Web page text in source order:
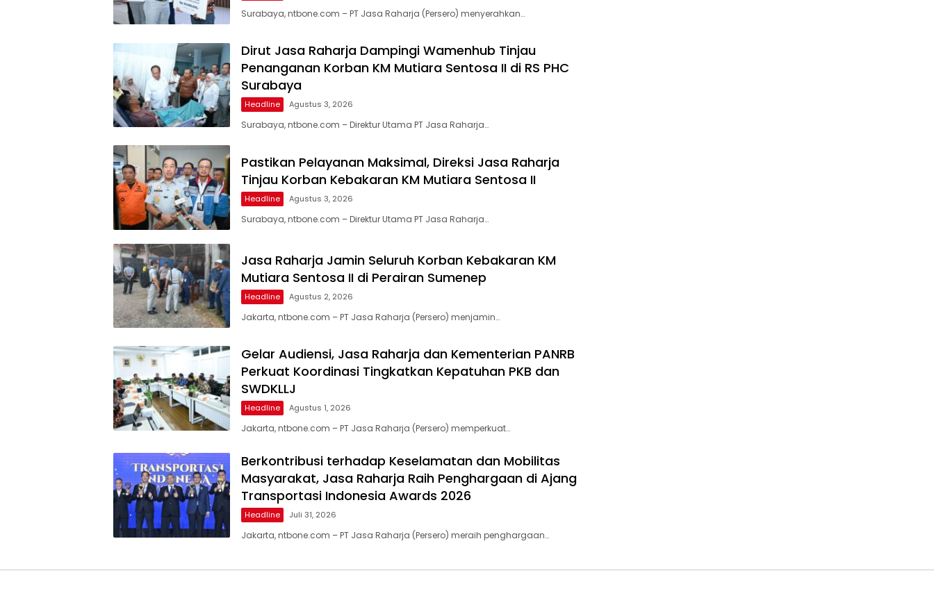
Surabaya, ntbone.com – PT Jasa Raharja (Persero) menyerahkan…
Dirut Jasa Raharja Dampingi Wamenhub Tinjau
Penanganan Korban KM Mutiara Sentosa II di RS PHC
Surabaya
Headline Agustus 3, 2026
Surabaya, ntbone.com – Direktur Utama PT Jasa Raharja…
Pastikan Pelayanan Maksimal, Direksi Jasa Raharja
Tinjau Korban Kebakaran KM Mutiara Sentosa II
Headline Agustus 3, 2026
Surabaya, ntbone.com – Direktur Utama PT Jasa Raharja…
Jasa Raharja Jamin Seluruh Korban Kebakaran KM
Mutiara Sentosa II di Perairan Sumenep
Headline Agustus 2, 2026
Jakarta, ntbone.com – PT Jasa Raharja (Persero) menjamin…
Gelar Audiensi, Jasa Raharja dan Kementerian PANRB
Perkuat Koordinasi Tingkatkan Kepatuhan PKB dan
SWDKLLJ
Headline Agustus 1, 2026
Jakarta, ntbone.com – PT Jasa Raharja (Persero) memperkuat…
Berkontribusi terhadap Keselamatan dan Mobilitas
Masyarakat, Jasa Raharja Raih Penghargaan di Ajang
Transportasi Indonesia Awards 2026
Headline Juli 31, 2026
Jakarta, ntbone.com – PT Jasa Raharja (Persero) meraih penghargaan…